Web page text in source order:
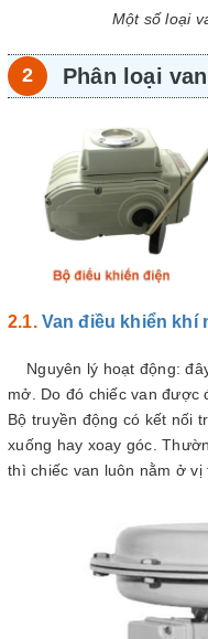
Một số loại
Phân loại
Van điều khiển khí
Nguyên lý hoạt động:
mở. Do đó chiếc van được
Bộ truyền động có kết nối
xuống hay xoay góc.
thì chiếc van luôn nằm ở